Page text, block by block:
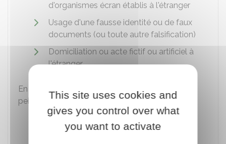
d'organismes écran établis à l'étranger
Usage d'une fausse identité ou de faux
documents (ou toute autre falsification)
Domiciliation ou acte fictif ou artificiel à
l'étranger.
En cas de sanction aggravée, vous risquez les 2
peines suivantes :
3 000 000 €
7 ans d'emprisonnement.
This site uses cookies and
gives you control over what
you want to activate